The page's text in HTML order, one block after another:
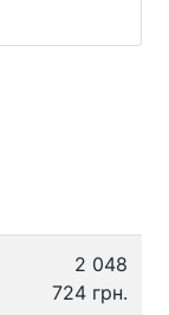
2 048
724 грн.